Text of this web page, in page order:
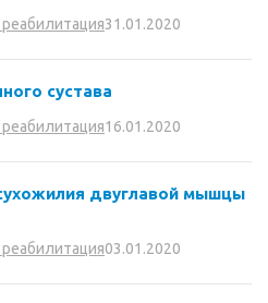
31.01.2020
сустава
16.01.2020
двуглавой мышцы
03.01.2020